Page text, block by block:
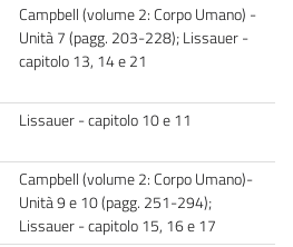
Campbell (volume 2: Corpo Umano) -
Unità 7 (pagg. 203-228); Lissauer -
capitolo 13, 14 e 21
Lissauer - capitolo 10 e 11
Campbell (volume 2: Corpo Umano)-
Unità 9 e 10 (pagg. 251-294);
Lissauer - capitolo 15, 16 e 17